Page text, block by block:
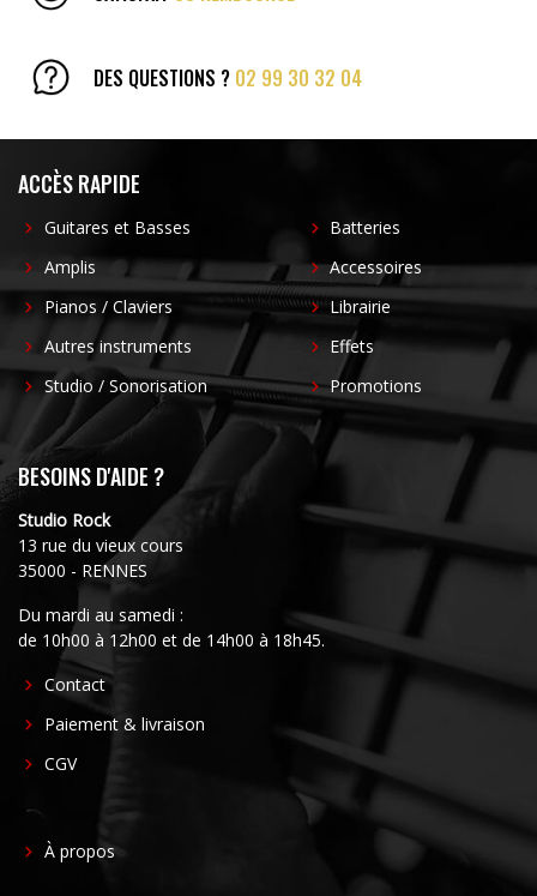
DES QUESTIONS ? 02 99 30 32 04
ACCÈS RAPIDE
Guitares et Basses
Amplis
Pianos / Claviers
Autres instruments
Studio / Sonorisation
Batteries
Accessoires
Librairie
Effets
Promotions
BESOINS D'AIDE ?
Studio Rock
13 rue du vieux cours
35000 - RENNES
Du mardi au samedi :
de 10h00 à 12h00 et de 14h00 à 18h45.
FOOTER
CENTER
Contact
Paiement & livraison
CGV
FOOTER
À propos